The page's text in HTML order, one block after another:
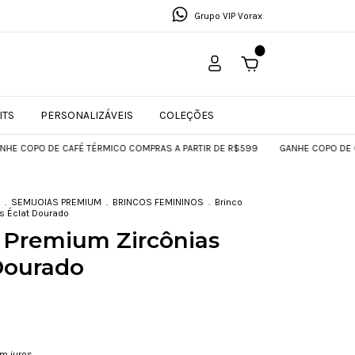
Grupo VIP Vorax
PERSONALIZÁVEIS COLEÇÕES
DE CAFÉ TÉRMICO COMPRAS A PARTIR DE R$599 GANHE COPO DE CAFÉ
. SEMIJOIAS PREMIUM . BRINCOS FEMININOS . Brinco
Éclat Dourado
Zircônias